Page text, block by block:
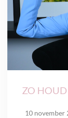
ZO HOUD
10 november